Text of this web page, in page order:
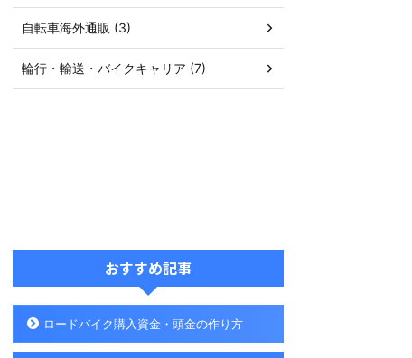
自転車海外通販 (3)
輪行・輸送・バイクキャリア (7)
おすすめ記事
ロードバイク購入資金・頭金の作り方